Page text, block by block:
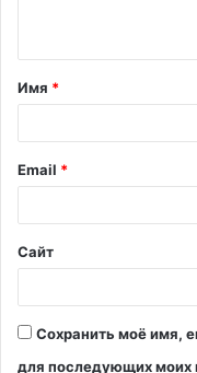
Имя *
Email *
Сайт
Сохранить моё имя,
для последующих моих